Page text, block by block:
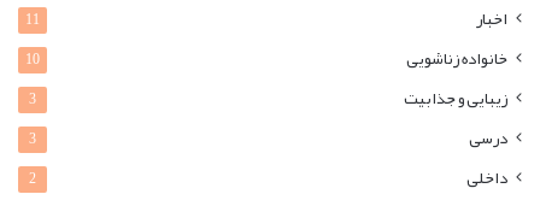
اخبار 11
خانواده زناشویی 10
زیبایی و جذابیت 3
درسی 3
داخلی 2